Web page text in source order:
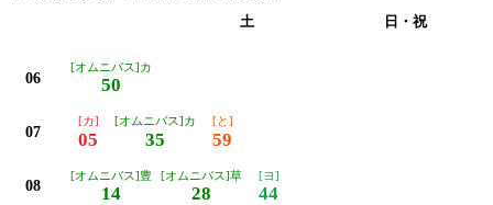
土 日・祝
06
[オムニバス]カ
50
07
[カ]
05
[オムニバス]カ
35
[と]
59
08
[オムニバス]豊
14
[オムニバス]草
28
[ヨ]
44